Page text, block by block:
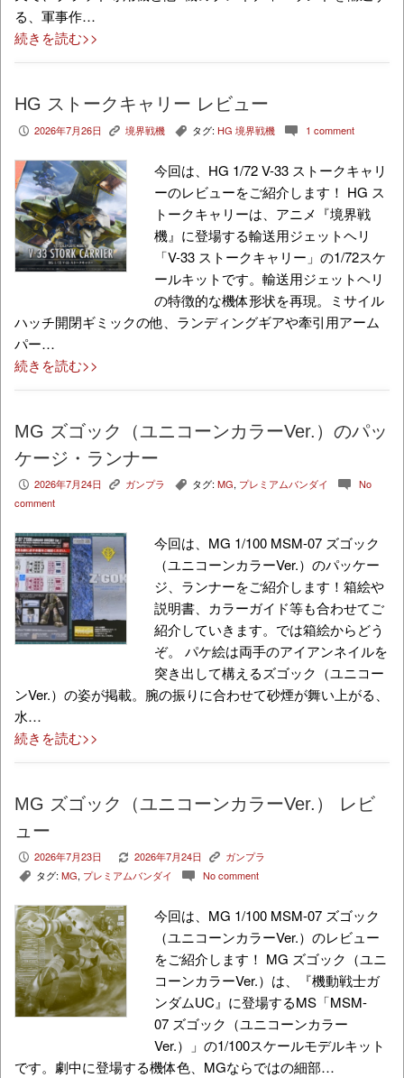
る、軍事作…
続きを読む>>
HG ストークキャリー レビュー
P 2026年7月26日 K 境界戦機 , タグ: HG 境界戦機 c 1 comment
今回は、HG 1/72 V-33 ストークキャリ
ーのレビューをご紹介します！ HG ス
トークキャリーは、アニメ『境界戦
機』に登場する輸送用ジェットヘリ
「V-33 ストークキャリー」の1/72スケ
ールキットです。輸送用ジェットヘリ
の特徴的な機体形状を再現。ミサイル
ハッチ開閉ギミックの他、ランディングギアや牽引用アーム
パー…
続きを読む>>
MG ズゴック（ユニコーンカラーVer.）のパッ
ケージ・ランナー
P 2026年7月24日 K ガンプラ , タグ: MG, プレミアムバンダイ c No
comment
今回は、MG 1/100 MSM-07 ズゴック
（ユニコーンカラーVer.）のパッケー
ジ、ランナーをご紹介します！箱絵や
説明書、カラーガイド等も合わせてご
紹介していきます。では箱絵からどう
ぞ。 パケ絵は両手のアイアンネイルを
突き出して構えるズゴック（ユニコー
ンVer.）の姿が掲載。腕の振りに合わせて砂煙が舞い上がる、
水…
続きを読む>>
MG ズゴック（ユニコーンカラーVer.） レビ
ュー
P 2026年7月23日 V 2026年7月24日 K ガンプラ
, タグ: MG, プレミアムバンダイ c No comment
今回は、MG 1/100 MSM-07 ズゴック
（ユニコーンカラーVer.）のレビュー
をご紹介します！ MG ズゴック（ユニ
コーンカラーVer.）は、『機動戦士ガ
ンダムUC』に登場するMS「MSM-
07 ズゴック（ユニコーンカラー
Ver.）」の1/100スケールモデルキット
です。劇中に登場する機体色、MGならではの細部…